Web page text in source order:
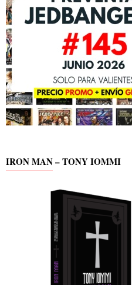
IRON MAN – TONY IOMMI